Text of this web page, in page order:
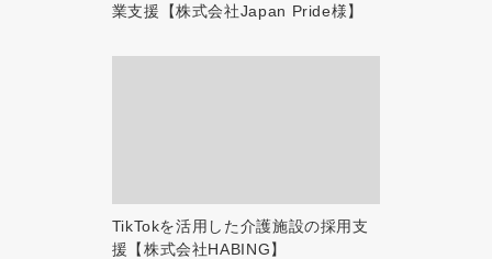
業支援【株式会社Japan Pride様】
TikTokを活用した介護施設の採用支
援【株式会社HABING】